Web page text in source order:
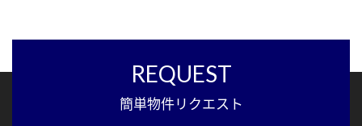
REQUEST
簡単物件リクエスト